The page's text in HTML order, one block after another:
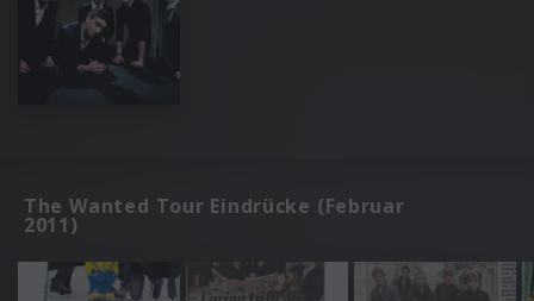
The Wanted Tour Eindrücke (Februar
2011)